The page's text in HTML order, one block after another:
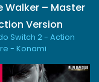
Walker – Master
Version
Switch 2 - Action
- Konami